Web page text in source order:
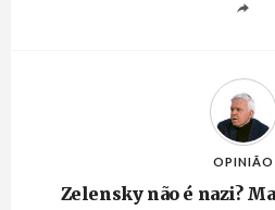
OPINIÃO
Zelensky não é nazi?